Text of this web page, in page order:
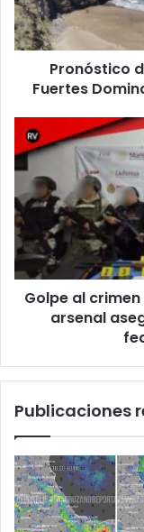
Fuertes
Dominan
el
2025
Pronóstico
Fuertes
Golpe
al
crimen
Maltrata:
cuatro
detenidos
y
arsenal
asegurado
fuerzas
y
Golpe al
arsenal
Publicaciones